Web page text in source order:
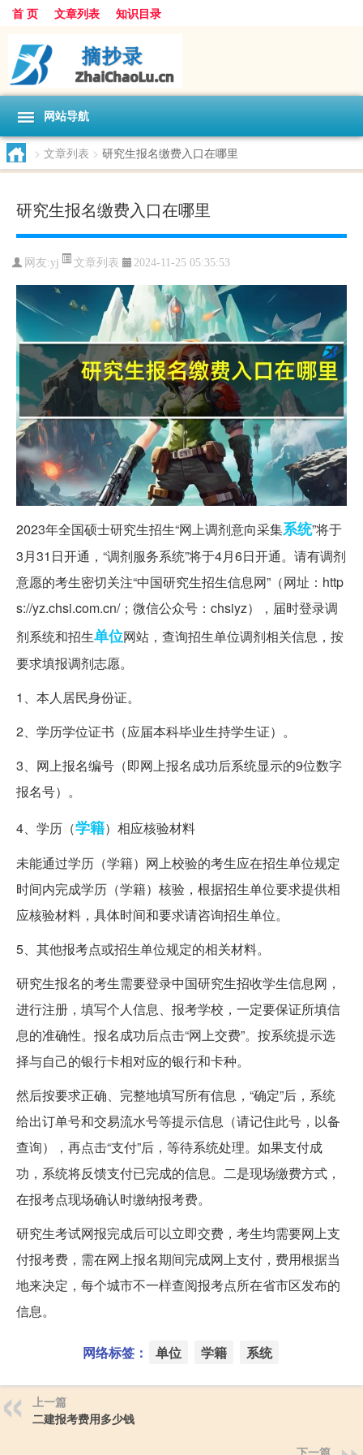
首 页 文章列表 知识目录
网站导航
> 文章列表 > 研究生报名缴费入口在哪里
研究生报名缴费入口在哪里
网友:yj 文章列表 2024-11-25 05:35:53
2023年全国硕士研究生招生“网上调剂意向采集系统”将于
3月31日开通，“调剂服务系统”将于4月6日开通。请有调剂
意愿的考生密切关注“中国研究生招生信息网”（网址：http
s://yz.chsi.com.cn/；微信公众号：chsiyz），届时登录调
剂系统和招生单位网站，查询招生单位调剂相关信息，按
要求填报调剂志愿。
1、本人居民身份证。
2、学历学位证书（应届本科毕业生持学生证）。
3、网上报名编号（即网上报名成功后系统显示的9位数字
报名号）。
4、学历（学籍）相应核验材料
未能通过学历（学籍）网上校验的考生应在招生单位规定
时间内完成学历（学籍）核验，根据招生单位要求提供相
应核验材料，具体时间和要求请咨询招生单位。
5、其他报考点或招生单位规定的相关材料。
研究生报名的考生需要登录中国研究生招收学生信息网，
进行注册，填写个人信息、报考学校，一定要保证所填信
息的准确性。报名成功后点击“网上交费”。按系统提示选
择与自己的银行卡相对应的银行和卡种。
然后按要求正确、完整地填写所有信息，“确定”后，系统
给出订单号和交易流水号等提示信息（请记住此号，以备
查询），再点击“支付”后，等待系统处理。如果支付成
功，系统将反馈支付已完成的信息。二是现场缴费方式，
在报考点现场确认时缴纳报考费。
研究生考试网报完成后可以立即交费，考生均需要网上支
付报考费，需在网上报名期间完成网上支付，费用根据当
地来决定，每个城市不一样查阅报考点所在省市区发布的
信息。
网络标签： 单位 学籍 系统
上一篇
二建报考费用多少钱